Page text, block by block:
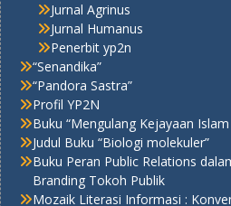
Jurnal Agrinus
Jurnal Humanus
Penerbit yp2n
“Senandika”
“Pandora Sastra”
Profil YP2N
Buku “Mengulang Kejayaan
Judul Buku “Biologi molekuler”
Buku Peran Public Relations
Branding Tokoh Publik
Mozaik Literasi Informasi :